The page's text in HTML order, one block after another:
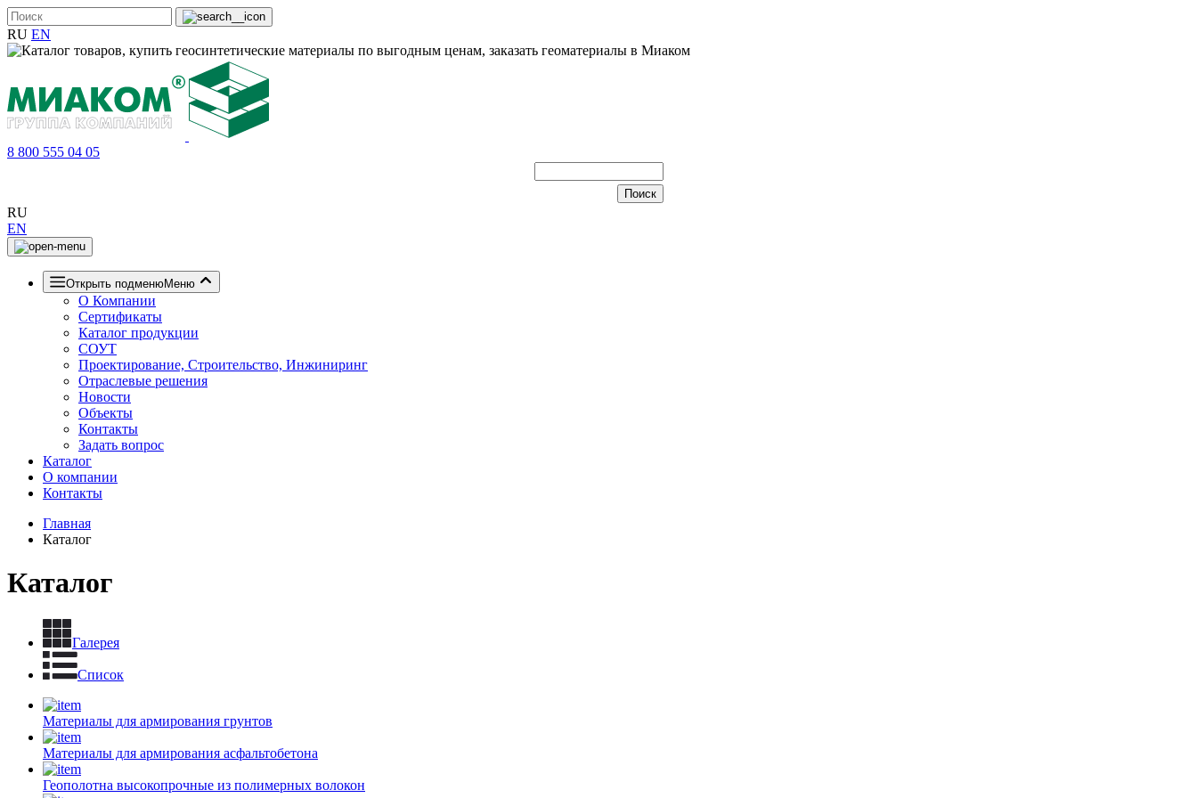
RU EN
8 800 555 04 05
RU
EN
Открыть подменюМеню
О Компании
Сертификаты
Каталог продукции
СОУТ
Проектирование, Строительство, Инжиниринг
Отраслевые решения
Новости
Объекты
Контакты
Задать вопрос
Каталог
О компании
Контакты
Главная
Каталог
Каталог
Галерея
Список
Материалы для армирования грунтов
Материалы для армирования асфальтобетона
Геополотна высокопрочные из полимерных волокон